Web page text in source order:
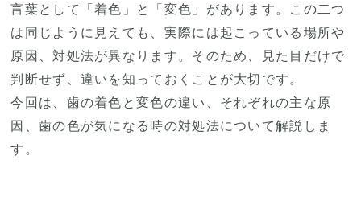
言葉として「着色」と「変色」があります。この二つ
は同じように見えても、実際には起こっている場所や
原因、対処法が異なります。そのため、見た目だけで
判断せず、違いを知っておくことが大切です。
今回は、歯の着色と変色の違い、それぞれの主な原
因、歯の色が気になる時の対処法について解説しま
す。